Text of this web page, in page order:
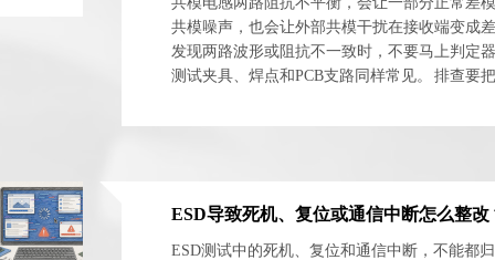
共模噪声，也会让外部共模干扰在接收端变成
发现两路波形或阻抗不一致时，不要马上判定
测试夹具、焊点和PCB支路同样常见。 排查要
ESD测试中的死机、复位和通信中断，不能都